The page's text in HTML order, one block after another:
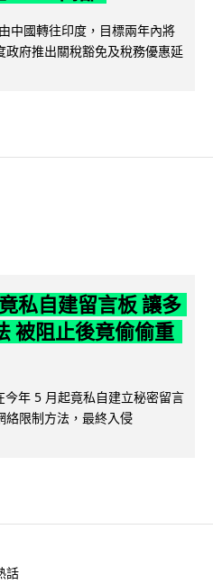
中國轉往印度，目標兩年內將
府推出關稅豁免及稅務優惠延
私自建留言板 讓多
被阻止後竟偷偷重
年 5 月起竟私自建立秘密留言
絡限制方法，最終入侵
話